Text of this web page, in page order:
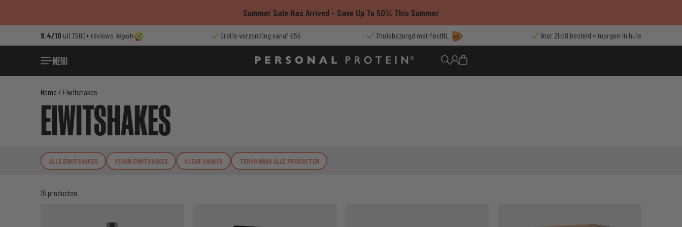
Summer Sale Has Arrived - Save Up To 50% This Summer
9.4/10 uit 7500+ reviews Gratis verzending vanaf €55 Thuisbezorgd met PostNL Voor 21:59 besteld = morgen in huis
MENU
Home / Eiwitshakes
EIWITSHAKES
ALLE EIWITSHAKES VEGAN EIWITSHAKES CLEAR SHAKES TERUG NAAR ALLE PRODUCTEN
15 producten